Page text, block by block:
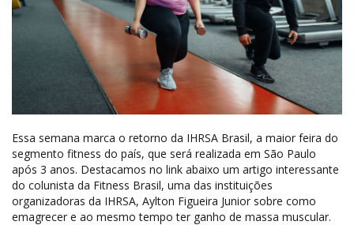
Essa semana marca o retorno da IHRSA Brasil, a maior feira do
segmento fitness do país, que será realizada em São Paulo
após 3 anos. Destacamos no link abaixo um artigo interessante
do colunista da Fitness Brasil, uma das instituições
organizadoras da IHRSA, Aylton Figueira Junior sobre como
emagrecer e ao mesmo tempo ter ganho de massa muscular.